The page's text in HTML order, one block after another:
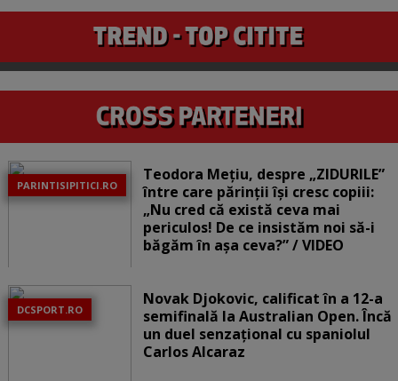
PARINTISIPITICI.RO
Teodora Mețiu, despre „ZIDURILE”
între care părinții își cresc copiii:
„Nu cred că există ceva mai
periculos! De ce insistăm noi să-i
băgăm în așa ceva?” / VIDEO
DCSPORT.RO
Novak Djokovic, calificat în a 12-a
semifinală la Australian Open. Încă
un duel senzațional cu spaniolul
Carlos Alcaraz